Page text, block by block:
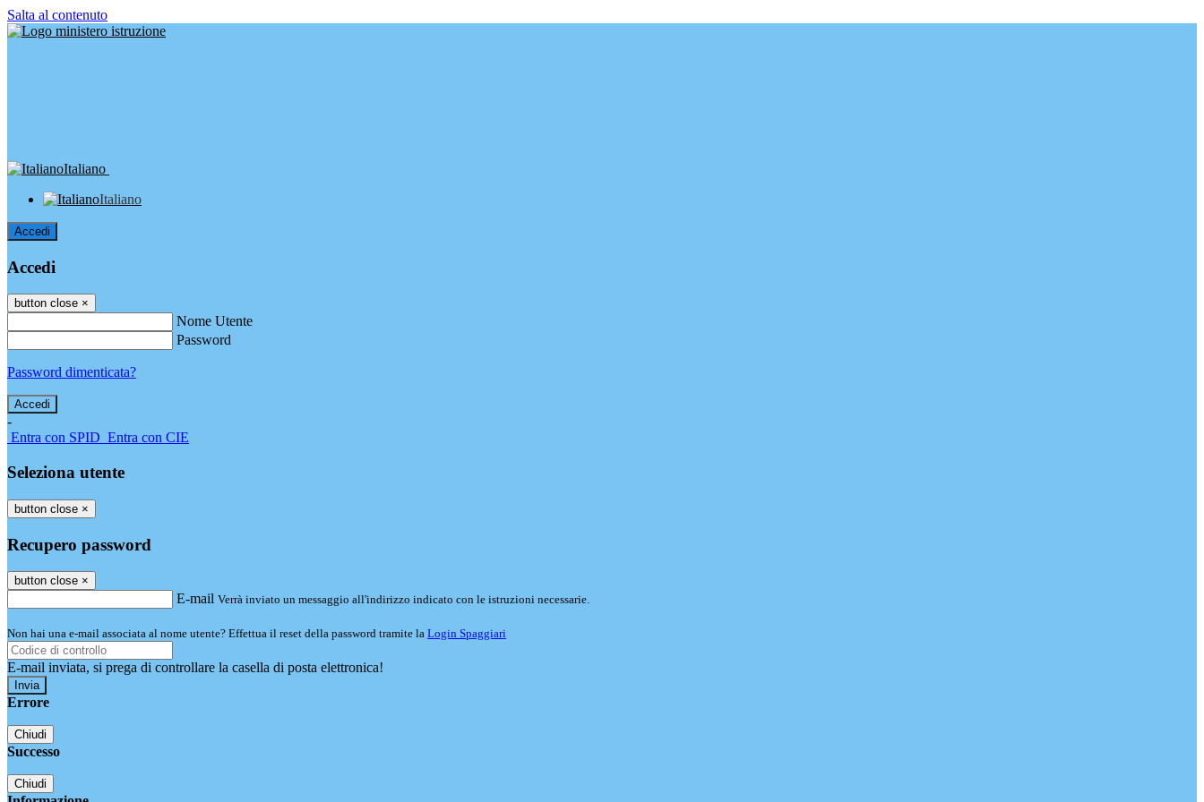
Salta al contenuto
Italiano
Italiano
Accedi
Accedi
button close ×
Nome Utente
Password
Password dimenticata?
-
Entra con SPID Entra con CIE
Seleziona utente
button close ×
Recupero password
button close ×
E-mail Verrà inviato un messaggio all'indirizzo indicato con le istruzioni necessarie.
Non hai una e-mail associata al nome utente? Effettua il reset della password tramite la Login Spaggiari
E-mail inviata, si prega di controllare la casella di posta elettronica!
Errore
Chiudi
Successo
Chiudi